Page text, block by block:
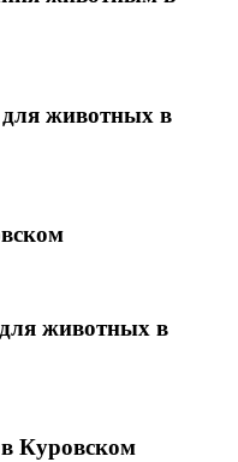
для животных в
животных в
Куровском